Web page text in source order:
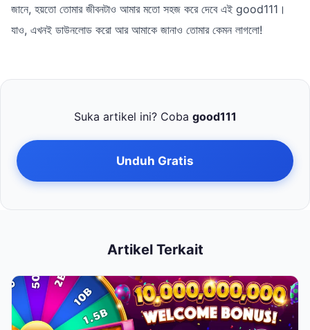
জানে, হয়তো তোমার জীবনটাও আমার মতো সহজ করে দেবে এই good111।
যাও, এখনই ডাউনলোড করো আর আমাকে জানাও তোমার কেমন লাগলো!
Suka artikel ini? Coba good111
Unduh Gratis
Artikel Terkait